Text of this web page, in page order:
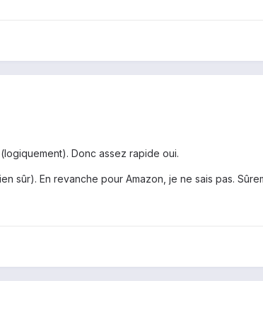
Donc assez rapide oui.
sûr). En revanche pour Amazon, je ne sais pas.